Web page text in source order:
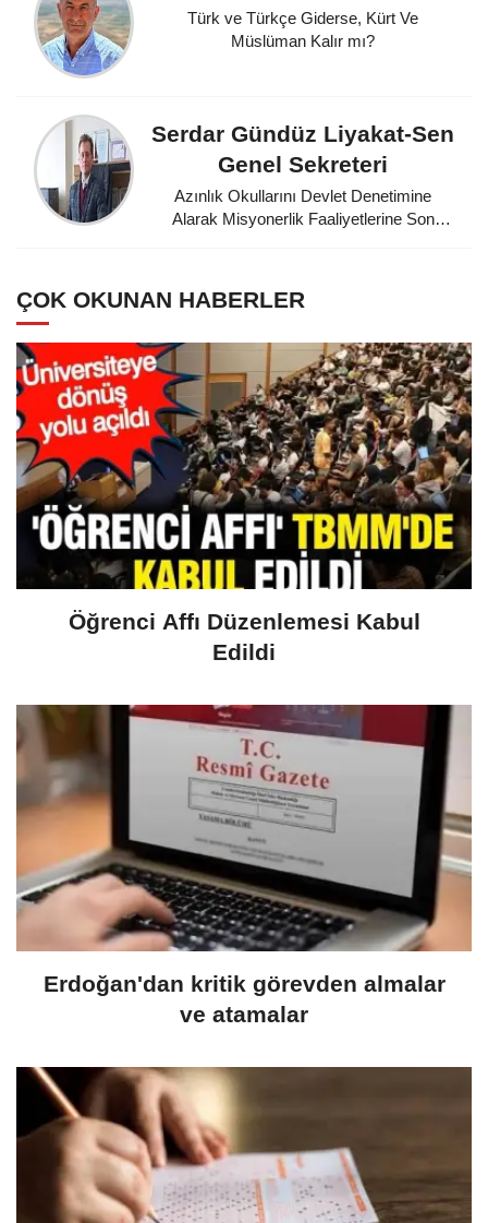
Türk ve Türkçe Giderse, Kürt Ve
Müslüman Kalır mı?
Serdar Gündüz Liyakat-Sen
Genel Sekreteri
Azınlık Okullarını Devlet Denetimine
Alarak Misyonerlik Faaliyetlerine Son
ÇOK OKUNAN HABERLER
Öğrenci Affı Düzenlemesi Kabul
Edildi
Erdoğan'dan kritik görevden almalar
ve atamalar